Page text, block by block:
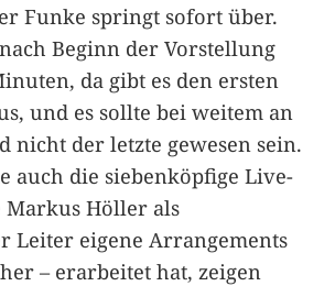
Funke springt sofort über.
Beginn der Vorstellung
da gibt es den ersten
und es sollte bei weitem an
nicht der letzte gewesen sein.
auch die siebenköpfige Live-
Höller als
Leiter eigene Arrangements
– erarbeitet hat, zeigen